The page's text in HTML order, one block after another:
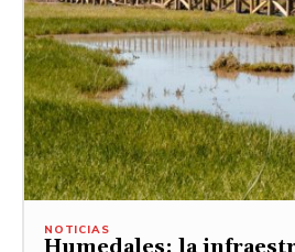
NOTICIAS